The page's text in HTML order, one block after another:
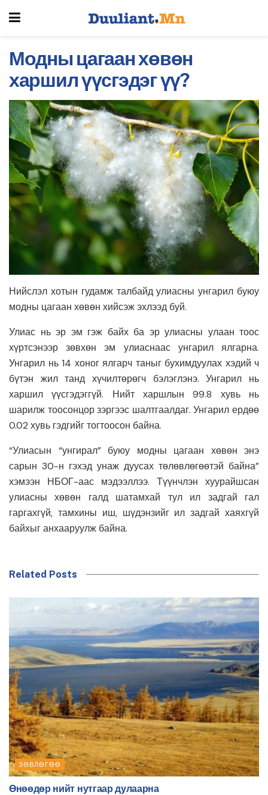
Модны цагаан хөвөн
харшил үүсгэдэг үү?
Нийслэл хотын гудамж талбайд улиасны унгарил буюу
модны цагаан хөвөн хийсэж эхлээд буй.
Улиас нь эр эм гэж байх ба эр улиасны улаан тоос
хүртсэнээр зөвхөн эм улиаснаас унгарил ялгарна.
Унгарил нь 14 хоног ялгарч таныг бухимдуулах хэдий ч
бүтэн жил танд хүчилтөрөгч бэлэглэнэ. Унгарил нь
харшил үүсгэдэггүй. Нийт харшлын 99.8 хувь нь
шарилж тоосонцор зэргээс шалтгаалдаг. Унгарил ердөө
0.02 хувь гэдгийг тогтоосон байна.
“Улиасын “унгирал” буюу модны цагаан хөвөн энэ
сарын 30-н гэхэд унаж дуусах төлөвлөгөөтэй байна”
хэмээн НБОГ-аас мэдээллээ. Түүнчлэн хуурайшсан
улиасны хөвөн галд шатамхай тул ил задгай гал
гаргахгүй, тамхины иш, шүдэнзийг ил задгай хаяхгүй
байхыг анхааруулж байна.
Related Posts
ЗӨВЛӨГӨӨ
Өнөөдөр нийт нутгаар дулаарна